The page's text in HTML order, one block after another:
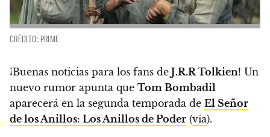
CRÉDITO: PRIME
¡Buenas noticias para los fans de J.R.R Tolkien! Un
nuevo rumor apunta que Tom Bombadil
aparecerá en la segunda temporada de El Señor
de los Anillos: Los Anillos de Poder (vía).